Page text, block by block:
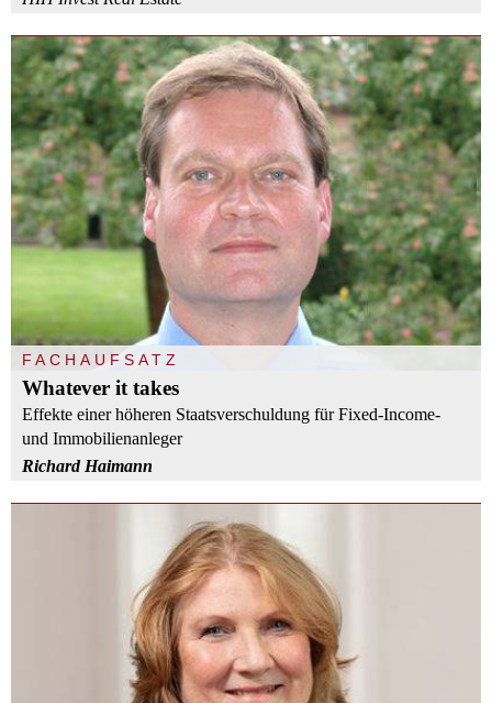
FACHAUFSATZ
Whatever it takes
Effekte einer höheren Staatsverschuldung für Fixed-Income-
und Immobilienanleger
Richard Haimann